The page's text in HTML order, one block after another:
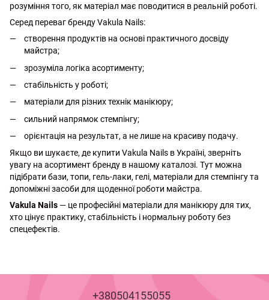
розуміння того, як матеріал має поводитися в реальній роботі.
Серед переваг бренду Vakula Nails:
створення продуктів на основі практичного досвіду
майстра;
зрозуміла логіка асортименту;
стабільність у роботі;
матеріали для різних технік манікюру;
сильний напрямок стемпінгу;
орієнтація на результат, а не лише на красиву подачу.
Якщо ви шукаєте, де купити Vakula Nails в Україні, зверніть
увагу на асортимент бренду в нашому каталозі. Тут можна
підібрати бази, топи, гель-лаки, гелі, матеріали для стемпінгу та
допоміжні засоби для щоденної роботи майстра.
Vakula Nails — це професійні матеріали для манікюру для тих,
хто цінує практику, стабільність і нормальну роботу без
спецефектів.
+380504155055